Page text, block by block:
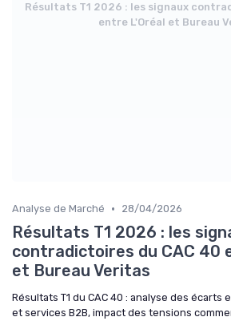
Résultats T1 2026 : les signaux
entre L'Oréal et Bureau
Analyse de Marché • 28/04/2026
Résultats T1 2026 : les
contradictoires du CAC 40
et Bureau Veritas
Résultats T1 du CAC 40 : analyse des écarts
et services B2B, impact des tensions